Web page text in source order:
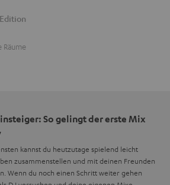
So gelingt der erste Mix
kannst du heutzutage spielend leicht
zusammenstellen und mit deinen Freunden
Wenn du noch einen Schritt weiter gehen